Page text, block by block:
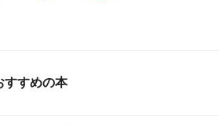
すすめの本